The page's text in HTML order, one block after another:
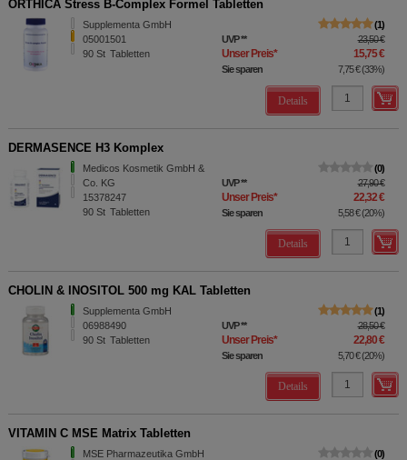
ORTHICA Stress B-Complex Formel Tabletten
Supplementa GmbH
05001501
90 St Tabletten
1
UVP** 23,50 €
Unser Preis* 15,75 €
Sie sparen 7,75 €(33%)
Details
DERMASENCE H3 Komplex
Medicos Kosmetik GmbH &
Co. KG
15378247
90 St Tabletten
0
UVP** 27,90 €
Unser Preis* 22,32 €
Sie sparen 5,58 €(20%)
Details
CHOLIN & INOSITOL 500 mg KAL Tabletten
Supplementa GmbH
06988490
90 St Tabletten
1
UVP** 28,50 €
Unser Preis* 22,80 €
Sie sparen 5,70 €(20%)
Details
VITAMIN C MSE Matrix Tabletten
MSE Pharmazeutika GmbH
0